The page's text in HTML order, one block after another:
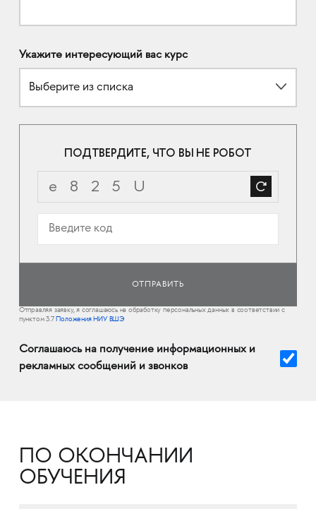
Укажите интересующий вас курс
Выберите из списка
ПОДТВЕРДИТЕ, ЧТО ВЫ НЕ РОБОТ
Отправляя заявку, я соглашаюсь на обработку персональных данных в соответствии с
пунктом 3.7
Положения НИУ ВШЭ
Соглашаюсь на получение информационных и
рекламных сообщений и звонков
ПО ОКОНЧАНИИ
ОБУЧЕНИЯ